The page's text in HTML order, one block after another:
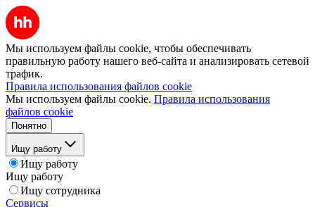
Мы используем файлы cookie, чтобы обеспечивать
правильную работу нашего веб-сайта и анализировать сетевой
трафик.
Правила использования файлов cookie
Мы используем файлы cookie. Правила использования
файлов cookie
Понятно
Ищу работу
Ищу работу
Ищу работу
Ищу сотрудника
Сервисы